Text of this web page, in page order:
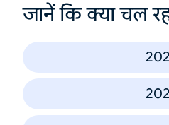
जानें कि क्या चल